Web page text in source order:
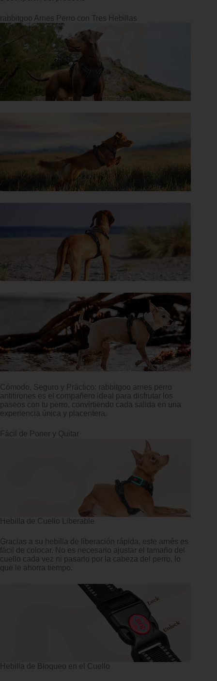
rabbitgoo Arnes Perro con Tres Hebillas
Cómodo, Seguro y Práctico: rabbitgoo arnes perro
antitirones es el compañero ideal para disfrutar los
paseos con tu perro, convirtiendo cada salida en una
experiencia única y placentera.
Fácil de Poner y Quitar
Hebilla de Cuello Liberable
Gracias a su hebilla de liberación rápida, este arnés es
fácil de colocar. No es necesario ajustar el tamaño del
cuello cada vez ni pasarlo por la cabeza del perro, lo
que le ahorra tiempo.
Hebilla de Bloqueo en el Cuello